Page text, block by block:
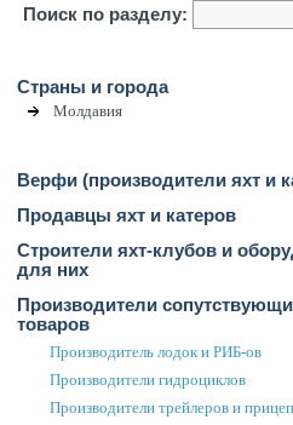
Поиск по разделу:
Страны и города
Молдавия
Верфи (производители яхт и
Продавцы яхт и катеров
Строители яхт-клубов и
для них
Производители
товаров
Производитель лодок и РИБ-ов
Производители гидроциклов
Производители трейлеров и